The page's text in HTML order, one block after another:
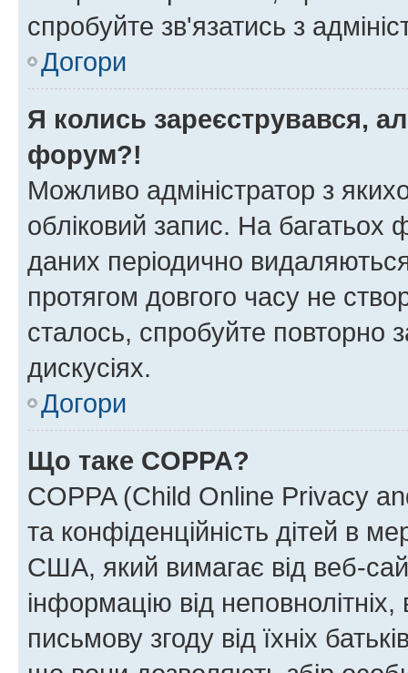
спробуйте зв'язатись з
Догори
Я колись зареєструвався,
форум?!
Можливо адміністратор з
обліковий запис. На
даних періодично видаляються
протягом довгого часу не
сталось, спробуйте повторно
дискусіях.
Догори
Що таке COPPA?
COPPA (Child Online Privacy
та конфіденційність дітей в
США, який вимагає від веб-
інформацію від
письмову згоду від їхніх